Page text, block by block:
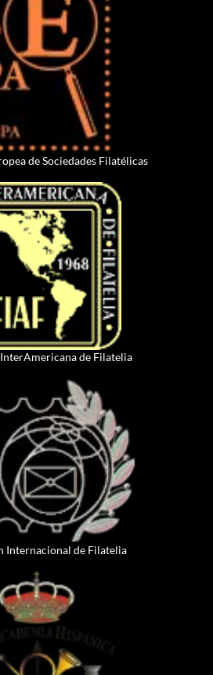
de Sociedades Filatélicas
de Filatelia
Internacional de Filatelia